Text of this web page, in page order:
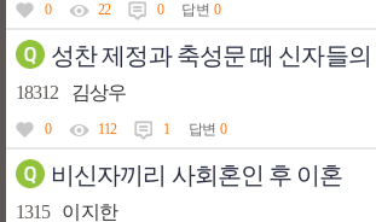
0 22 0 답변 0
성찬 제정과 축성문 때 신자들의 올바른 행
18312 김상우
0 112 1 답변 0
비신자끼리 사회혼인 후 이혼
1315 이지한